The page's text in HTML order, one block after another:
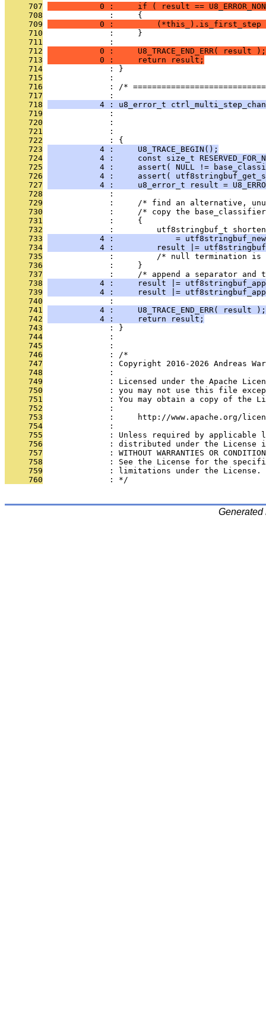
     707
0 :     if ( result ==
     708
              :     {
     709
0 :
     710
              :     }
     711
              :
     712
           0 :     U8_TRACE_END_ERR( result );
     713
           0 :     return result;
     714
              : }
     715
              :
     716
: /*
     717
              :
     718
4 : u8_error_t
     719
:
     720
:
     721
:
     722
              : {
     723
           4 :     U8_TRACE_BEGIN();
     724
4 :     const size_t
     725
4 :     assert( NULL !=
     726
4 :     assert(
     727
4 :     u8_error_t result =
     728
              :
     729
:     /* find an alternative,
     730
:     /* copy the
     731
              :     {
     732
:         utf8stringbuf_t
     733
4 :             =
     734
4 :         result |=
     735
:         /* null termination
     736
              :     }
     737
:     /* append a separator and
     738
4 :     result |=
     739
4 :     result |=
     740
              :
     741
           4 :     U8_TRACE_END_ERR( result );
     742
           4 :     return result;
     743
              : }
     744
              :
     745
              :
     746
              : /*
     747
: Copyright 2016-2026 Andreas
     748
              :
     749
: Licensed under the Apache
     750
: you may not use this file
     751
: You may obtain a copy of the
     752
              :
     753
:     http://www.apache.org/
     754
              :
     755
: Unless required by applicable
     756
: distributed under the License
     757
: WITHOUT WARRANTIES OR
     758
: See the License for the
     759
              : limitations under the License.
     760
              : */